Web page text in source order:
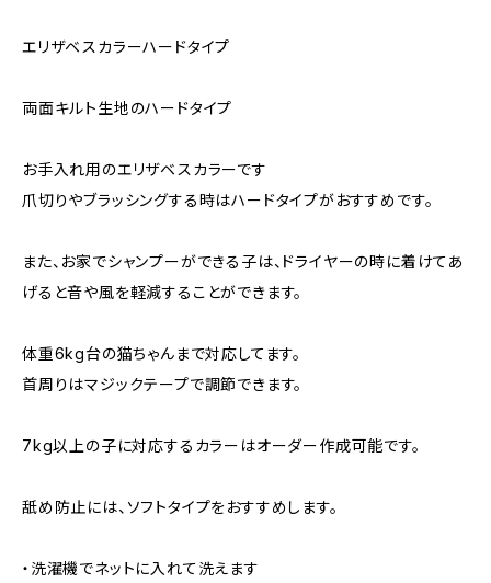
エリザベスカラーハードタイプ
両面キルト生地のハードタイプ
お手入れ用のエリザベスカラーです
爪切りやブラッシングする時はハードタイプがおすすめです。
また、お家でシャンプーができる子は、ドライヤーの時に着けてあ
げると音や風を軽減することができます。
体重6kg台の猫ちゃんまで対応してます。
首周りはマジックテープで調節できます。
7kg以上の子に対応するカラーはオーダー作成可能です。
舐め防止には、ソフトタイプをおすすめします。
・洗濯機でネットに入れて洗えます